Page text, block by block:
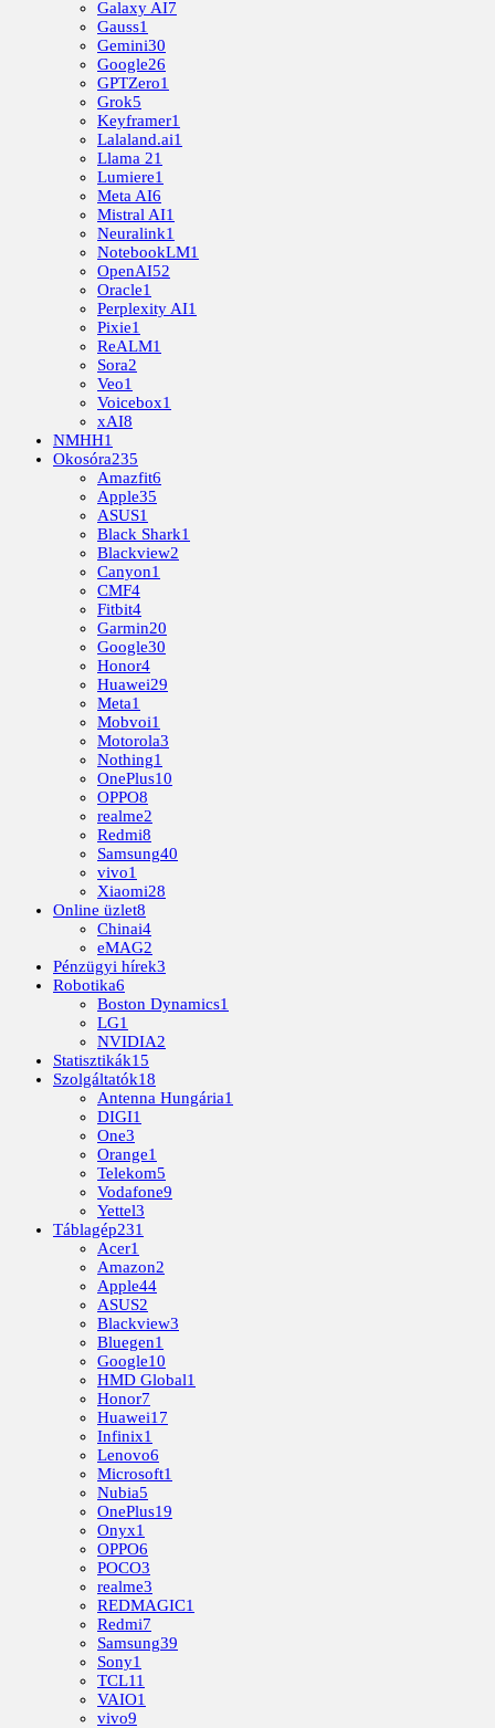
Galaxy AI7
Gauss1
Gemini30
Google26
GPTZero1
Grok5
Keyframer1
Lalaland.ai1
Llama 21
Lumiere1
Meta AI6
Mistral AI1
Neuralink1
NotebookLM1
OpenAI52
Oracle1
Perplexity AI1
Pixie1
ReALM1
Sora2
Veo1
Voicebox1
xAI8
NMHH1
Okosóra235
Amazfit6
Apple35
ASUS1
Black Shark1
Blackview2
Canyon1
CMF4
Fitbit4
Garmin20
Google30
Honor4
Huawei29
Meta1
Mobvoi1
Motorola3
Nothing1
OnePlus10
OPPO8
realme2
Redmi8
Samsung40
vivo1
Xiaomi28
Online üzlet8
Chinai4
eMAG2
Pénzügyi hírek3
Robotika6
Boston Dynamics1
LG1
NVIDIA2
Statisztikák15
Szolgáltatók18
Antenna Hungária1
DIGI1
One3
Orange1
Telekom5
Vodafone9
Yettel3
Táblagép231
Acer1
Amazon2
Apple44
ASUS2
Blackview3
Bluegen1
Google10
HMD Global1
Honor7
Huawei17
Infinix1
Lenovo6
Microsoft1
Nubia5
OnePlus19
Onyx1
OPPO6
POCO3
realme3
REDMAGIC1
Redmi7
Samsung39
Sony1
TCL11
VAIO1
vivo9